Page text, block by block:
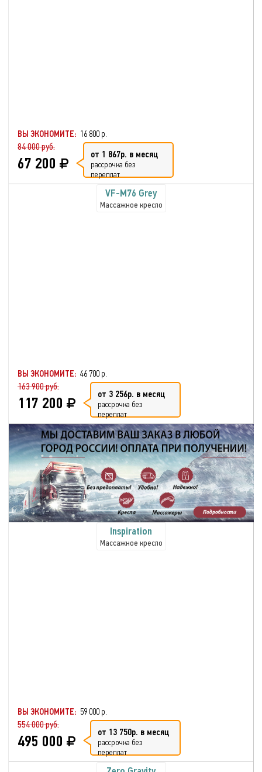
ВЫ ЭКОНОМИТЕ: 16 800 р.
84 000 руб.
67 200 от 1 867р. в месяц
рассрочка без
переплат
VF-M76 Grey
Массажное кресло
ВЫ ЭКОНОМИТЕ: 46 700 р.
163 900 руб.
117 200 от 3 256р. в месяц
рассрочка без
переплат
Inspiration
Массажное кресло
ВЫ ЭКОНОМИТЕ: 59 000 р.
554 000 руб.
495 000 от 13 750р. в месяц
рассрочка без
переплат